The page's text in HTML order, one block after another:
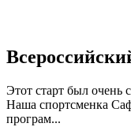
Этот старт был
Наша спортсменка
програм...